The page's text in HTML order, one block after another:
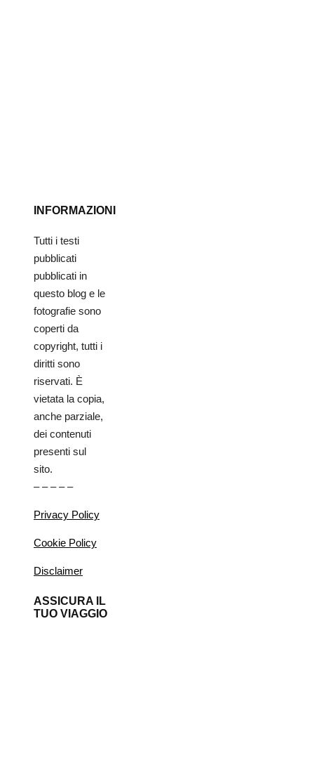
INFORMAZIONI
Tutti i testi
pubblicati
pubblicati in
questo blog e le
fotografie sono
coperti da
copyright, tutti i
diritti sono
riservati. È
vietata la copia,
anche parziale,
dei contenuti
presenti sul
sito.
– – – – –
Privacy Policy
Cookie Policy
Disclaimer
ASSICURA IL
TUO VIAGGIO